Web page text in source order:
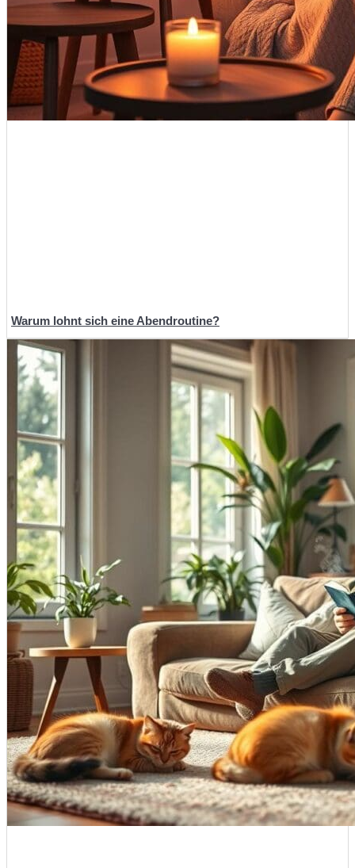
Warum lohnt sich eine Abendroutine?